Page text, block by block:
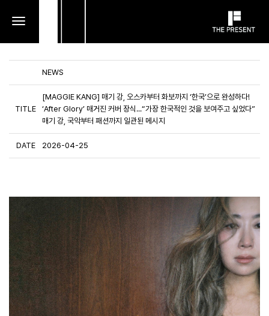
toggle
NEWS
TITLE
[MAGGIE KANG] 매기 강, 오스카부터 화보까지 ‘한국’으로 완성하다!
‘After Glory’ 매거진 커버 장식...“가장 한국적인 것을 보여주고 싶었다”
매기 강, 국악부터 패션까지 일관된 메시지
DATE 2026-04-25